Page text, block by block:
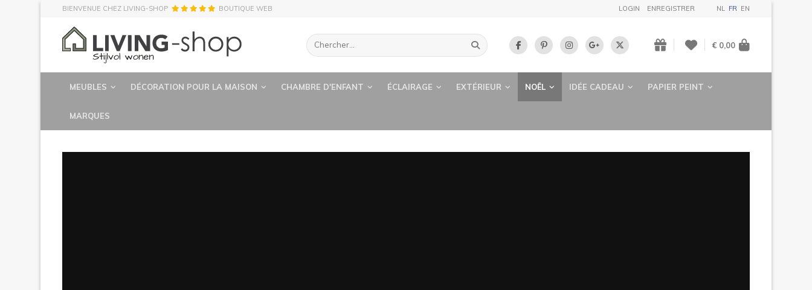
BIENVENUE CHEZ LIVING-SHOP BOUTIQUE WEB LOGIN ENREGISTRER NL FR EN
€ 0,00
MEUBLES DÉCORATION POUR LA MAISON CHAMBRE D'ENFANT ÉCLAIRAGE EXTÉRIEUR NOËL IDÉE CADEAU PAPIER PEINT
MARQUES